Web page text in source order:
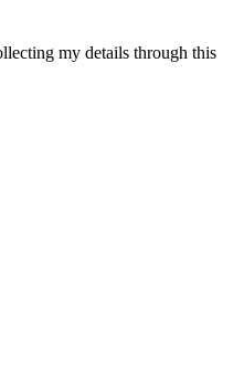
my details through this